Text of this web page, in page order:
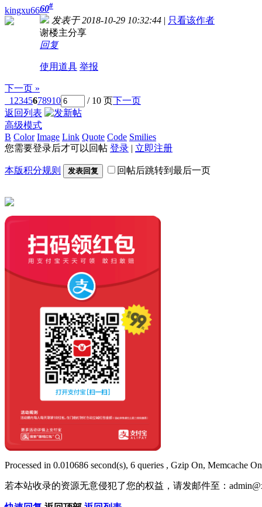
kingxu6660#
发表于 2018-10-29 10:32:44 | 只看该作者
谢楼主分享
回复
使用道具 举报
下一页 »
1 2345678910 / 10 页下一页
返回列表
高级模式
B Color Image Link Quote Code Smilies
您需要登录后才可以回帖 登录 | 立即注册
本版积分规则 发表回复 回帖后跳转到最后一页
Processed in 0.010686 second(s), 6 queries , Gzip On, Memcache
若本站收录的资源无意侵犯了您的权益，请发邮件至：